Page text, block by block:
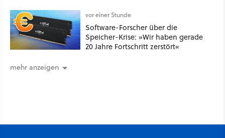
vor einer Stunde
Software-Forscher über die
Speicher-Krise: »Wir haben gerade
20 Jahre Fortschritt zerstört«
mehr anzeigen